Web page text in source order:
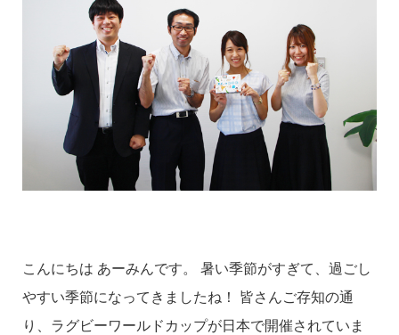
こんにちは あーみんです。 暑い季節がすぎて、過ごし
やすい季節になってきましたね！ 皆さんご存知の通
り、ラグビーワールドカップが日本で開催されていま